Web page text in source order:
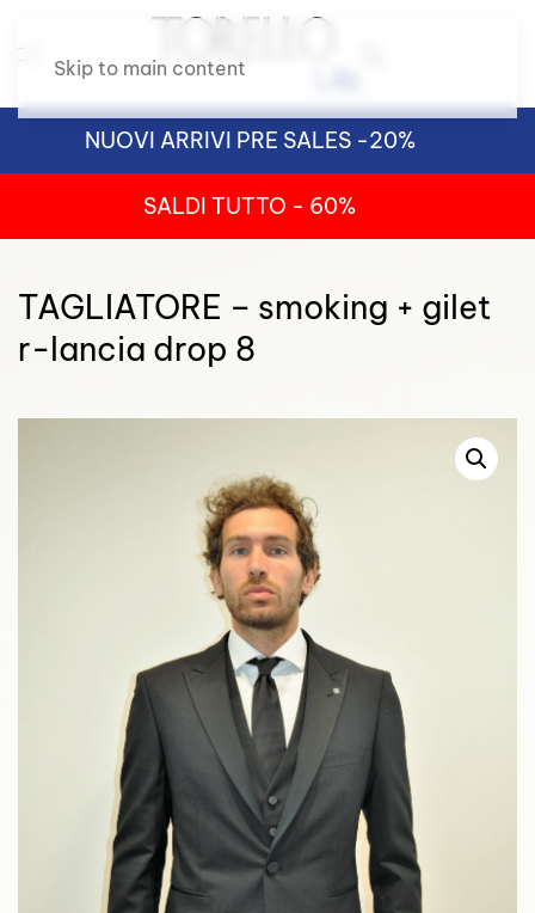
Skip to main content
NUOVI ARRIVI PRE SALES -20%
SALDI TUTTO - 60%
TAGLIATORE – smoking + gilet
r-lancia drop 8